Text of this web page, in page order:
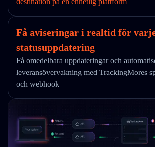
destination på en enhetlig plattform
Få aviseringar i realtid för
statusuppdatering
Få omedelbara uppdateringar och
leveransövervakning med TrackingMores
och webhook